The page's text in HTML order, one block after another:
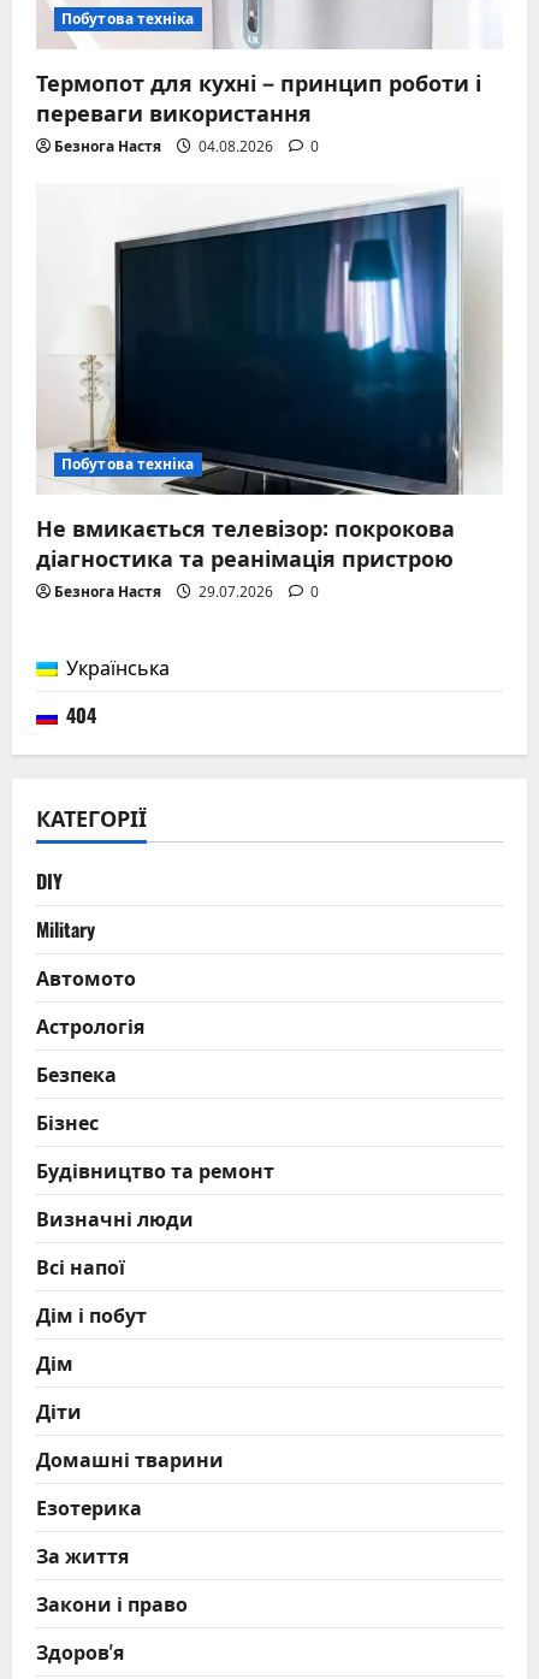
Побутова техніка
Термопот для кухні – принцип роботи і
переваги використання
Безнога Настя 04.08.2026 0
Побутова техніка
Не вмикається телевізор: покрокова
діагностика та реанімація пристрою
Безнога Настя 29.07.2026 0
Українська
404
КАТЕГОРІЇ
DIY
Military
Автомото
Астрологія
Безпека
Бізнес
Будівництво та ремонт
Визначні люди
Всі напої
Дім і побут
Дім
Діти
Домашні тварини
Езотерика
За життя
Закони і право
Здоров'я